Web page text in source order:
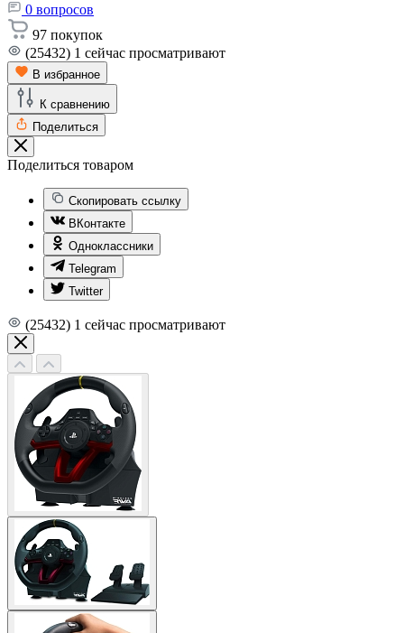
0 вопросов
97 покупок
(25432) 1 сейчас просматривают
В избранное
К сравнению
Поделиться
Поделиться товаром
Скопировать ссылку
ВКонтакте
Одноклассники
Telegram
Twitter
(25432) 1 сейчас просматривают